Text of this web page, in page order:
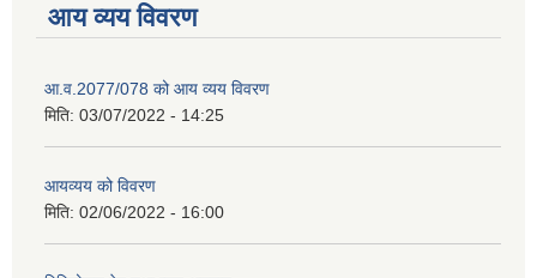
आय व्यय विवरण
आ.व.2077/078 को आय व्यय विवरण
मिति: 03/07/2022 - 14:25
आयव्यय को विवरण
मिति: 02/06/2022 - 16:00